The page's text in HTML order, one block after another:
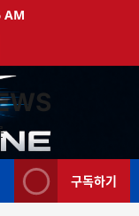
AM
구독하기